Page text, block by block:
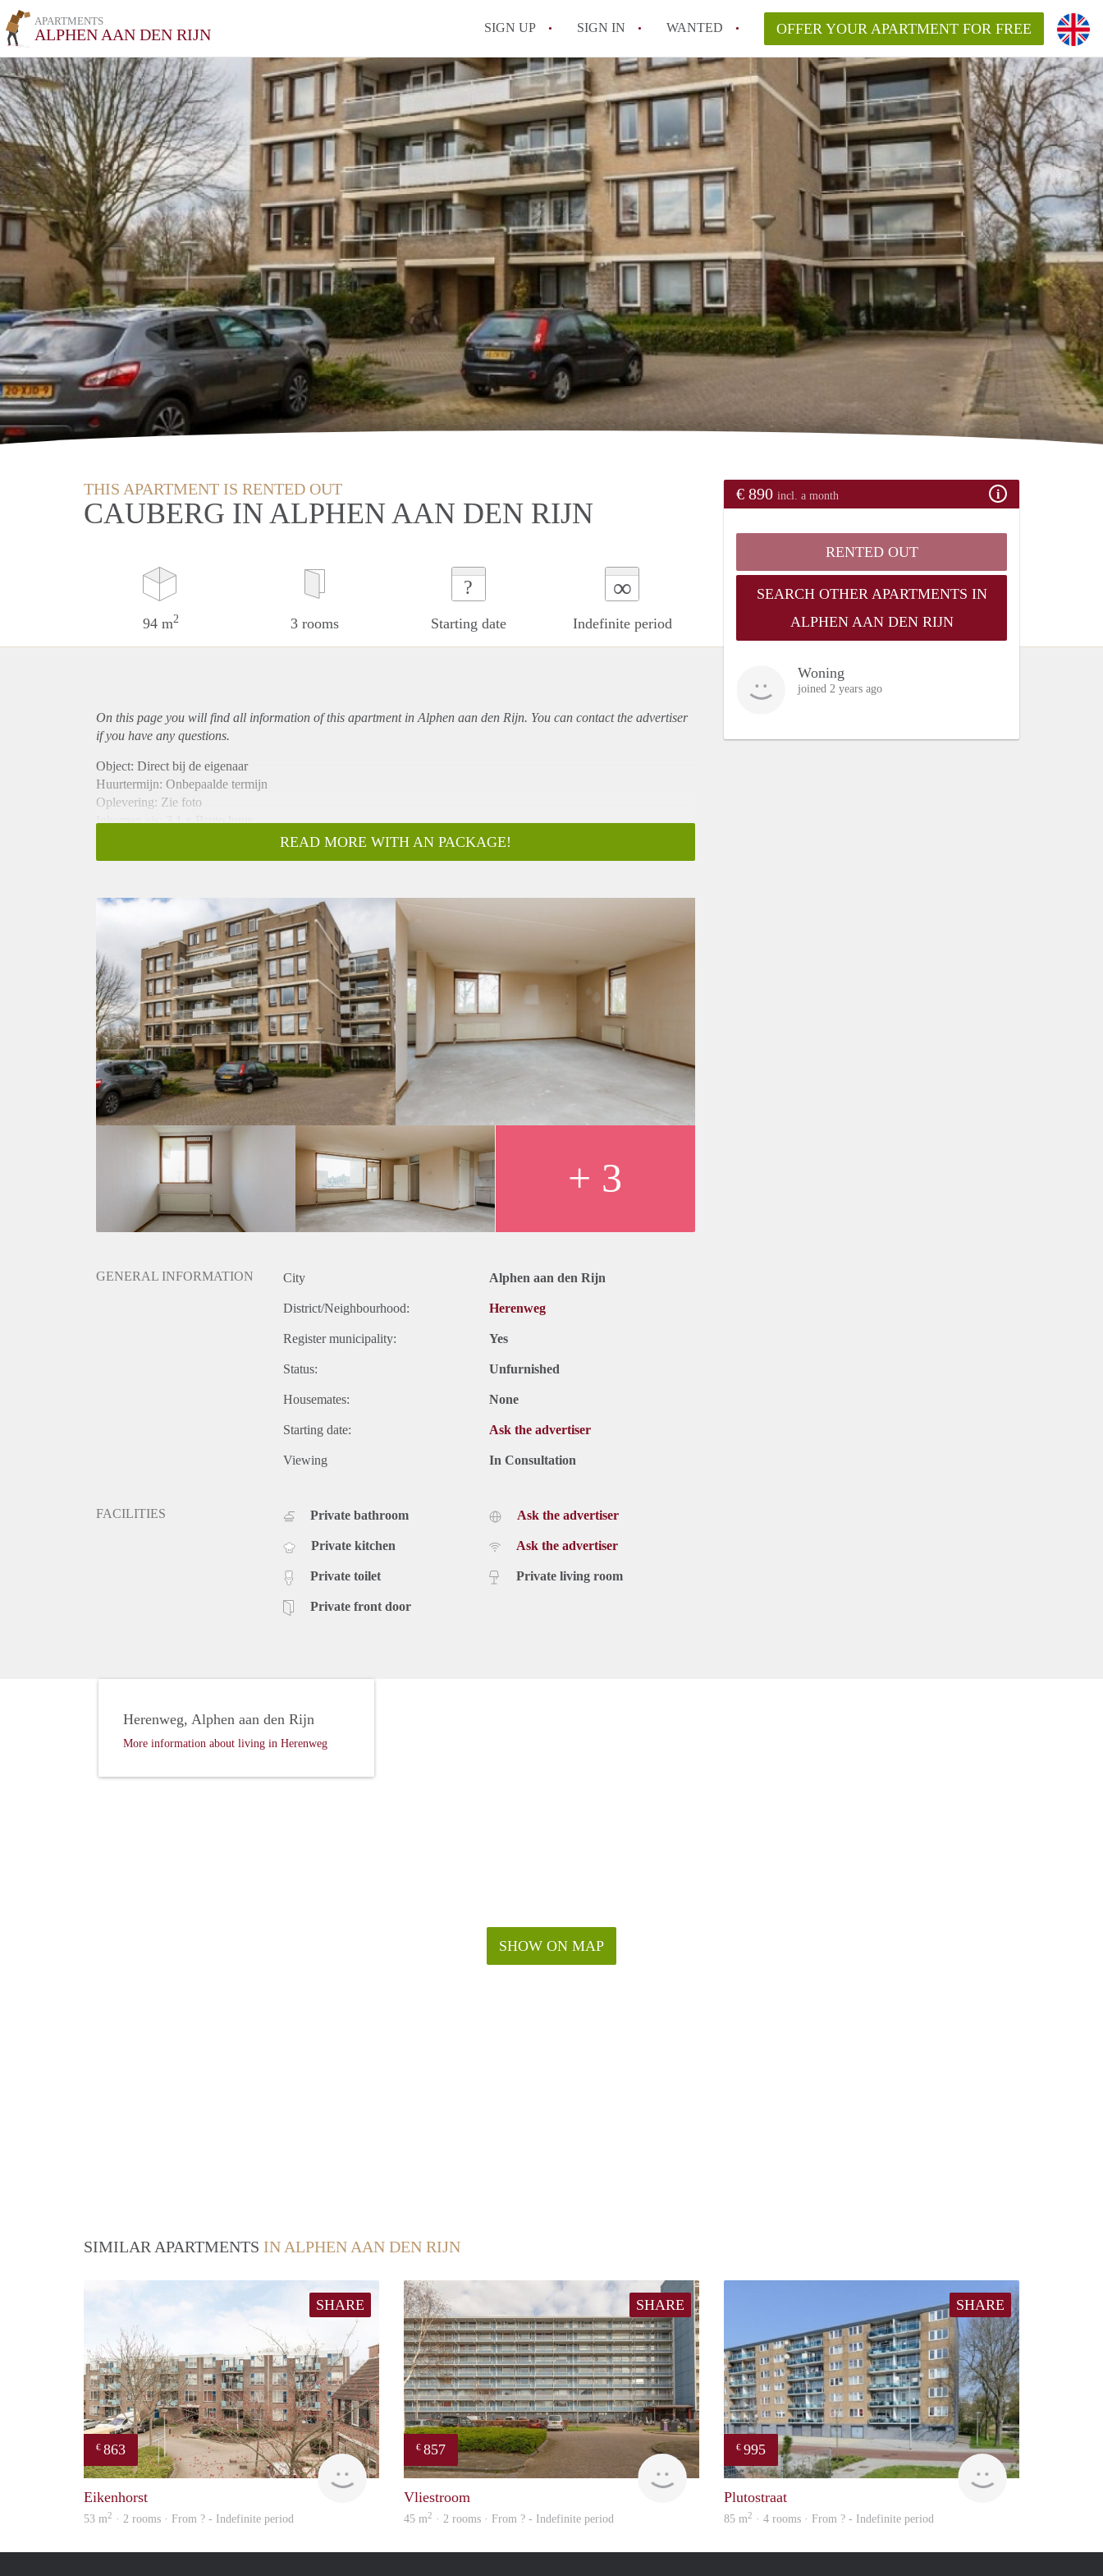
APARTMENTS
ALPHEN AAN DEN RIJN SIGN UP SIGN IN WANTED OFFER YOUR APARTMENT FOR FREE
THIS APARTMENT IS RENTED OUT
CAUBERG IN ALPHEN AAN DEN RIJN
94 m2 3 rooms
?
Starting date
∞
Indefinite period
€ 890 incl. a month
RENTED OUT
SEARCH OTHER APARTMENTS IN
ALPHEN AAN DEN RIJN
Woning
joined 2 years ago
On this page you will find all information of this apartmentin Alphen aan den Rijn. You can contact the advertiser
if you have any questions.
Object: Direct bij de eigenaar
Huurtermijn: Onbepaalde termijn
Oplevering: Zie foto
Inkomen eis: 3,1 x Bruto huur
Borg: 1 Maand
Huisdieren toegestaan: Afhankelijk van de Eigenaar
Huurtoeslag grens: Nee
Geschikt voor studenten: Afhankelijk van de Eigenaar
READ MORE WITH AN PACKAGE!
+ 3
GENERAL INFORMATION City Alphen aan den Rijn
District/Neighbourhood: Herenweg
Register municipality: Yes
Status: Unfurnished
Housemates: None
Starting date: Ask the advertiser
Viewing In Consultation
FACILITIES Private bathroom
Private kitchen
Private toilet
Private front door
Ask the advertiser
Ask the advertiser
Private living room
SHOW ON MAP
Herenweg, Alphen aan den Rijn
More information about living in Herenweg
SIMILAR APARTMENTS IN ALPHEN AAN DEN RIJN
SHARE
€ 863
Woning
Eikenhorst
53 m2 · 2 rooms · From ? - Indefinite period
SHARE
€ 857
Woning
Vliestroom
45 m2 · 2 rooms · From ? - Indefinite period
SHARE
€ 995
finder
Plutostraat
85 m2 · 4 rooms · From ? - Indefinite period